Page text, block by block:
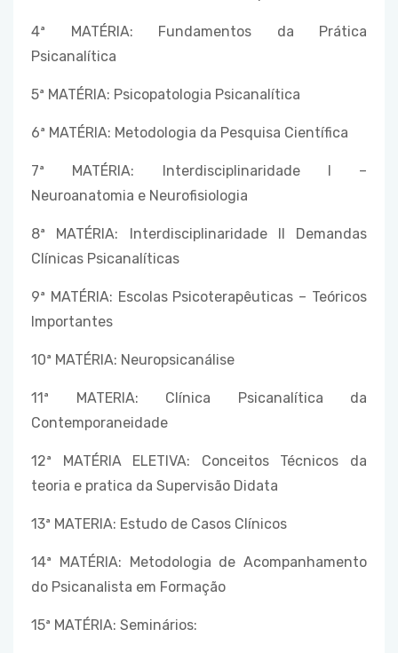
4ª MATÉRIA: Fundamentos da Prática
Psicanalítica
5ª MATÉRIA: Psicopatologia Psicanalítica
6ª MATÉRIA: Metodologia da Pesquisa Científica
7ª MATÉRIA: Interdisciplinaridade I –
Neuroanatomia e Neurofisiologia
8ª MATÉRIA: Interdisciplinaridade II Demandas
Clínicas Psicanalíticas
9ª MATÉRIA: Escolas Psicoterapêuticas – Teóricos
Importantes
10ª MATÉRIA: Neuropsicanálise
11ª MATERIA: Clínica Psicanalítica da
Contemporaneidade
12ª MATÉRIA ELETIVA: Conceitos Técnicos da
teoria e pratica da Supervisão Didata
13ª MATERIA: Estudo de Casos Clínicos
14ª MATÉRIA: Metodologia de Acompanhamento
do Psicanalista em Formação
15ª MATÉRIA: Seminários: